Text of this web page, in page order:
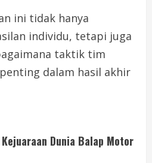
ini tidak hanya
individu, tetapi juga
taktik tim
dalam hasil akhir
Dunia Balap Motor